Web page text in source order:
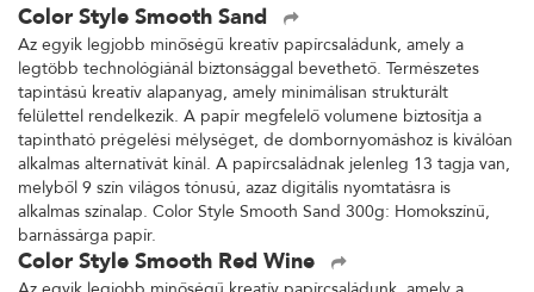
Color Style Smooth Sand
Az egyik legjobb minőségű kreatív papírcsaládunk, amely a
legtöbb technológiánál biztonsággal bevethető. Természetes
tapintású kreatív alapanyag, amely minimálisan strukturált
felülettel rendelkezik. A papír megfelelő volumene biztosítja a
tapintható prégelési mélységet, de dombornyomáshoz is kiválóan
alkalmas alternatívát kínál. A papírcsaládnak jelenleg 13 tagja van,
melyből 9 szín világos tónusú, azaz digitális nyomtatásra is
alkalmas színalap. Color Style Smooth Sand 300g: Homokszínű,
barnássárga papír.
Color Style Smooth Red Wine